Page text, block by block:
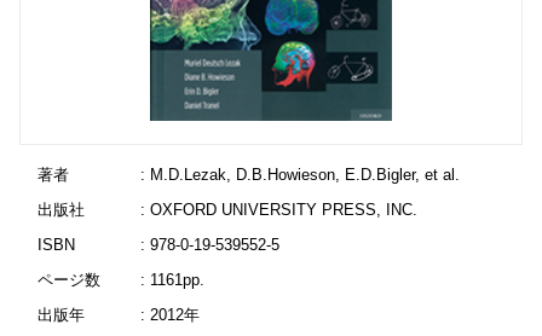
著者
: M.D.Lezak, D.B.Howieson, E.D.Bigler, et al.
出版社
: OXFORD UNIVERSITY PRESS, INC.
ISBN
: 978-0-19-539552-5
ページ数
: 1161pp.
出版年
: 2012年